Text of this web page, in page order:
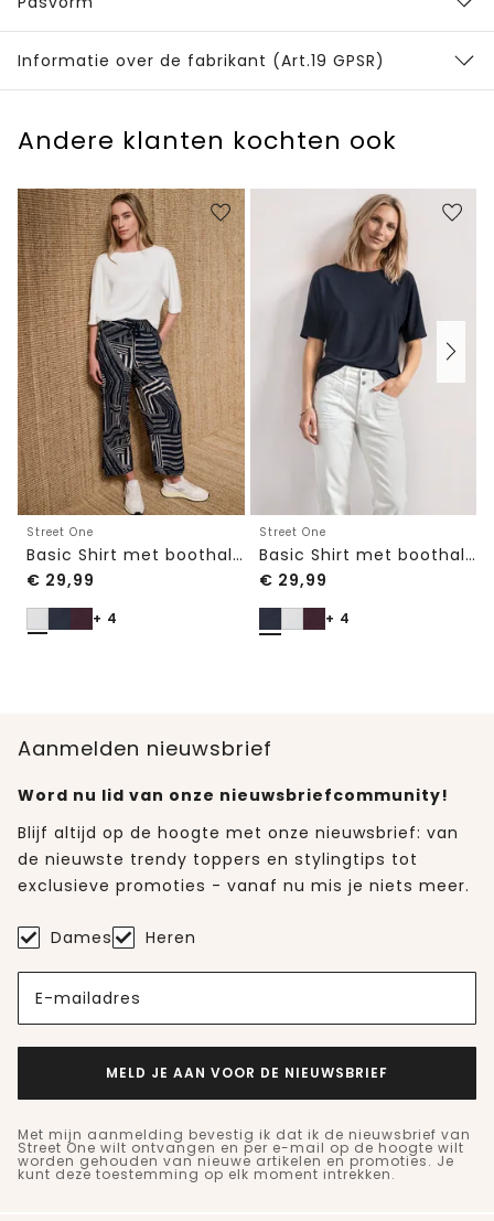
Informatie over de fabrikant (Art.19 GPSR)
Andere klanten kochten ook
Street One
Basic Shirt met boothals en elastische zoom
€ 29,99
+ 4
Street One
Basic Shirt met boothals en elastische zoom
€ 29,99
+ 4
Aanmelden nieuwsbrief
Word nu lid van onze nieuwsbriefcommunity!
Blijf altijd op de hoogte met onze nieuwsbrief: van
de nieuwste trendy toppers en stylingtips tot
exclusieve promoties - vanaf nu mis je niets meer.
Dames Heren
E-mailadres
MELD JE AAN VOOR DE NIEUWSBRIEF
Met mijn aanmelding bevestig ik dat ik de nieuwsbrief van
Street One wilt ontvangen en per e-mail op de hoogte wilt
worden gehouden van nieuwe artikelen en promoties. Je
kunt deze toestemming op elk moment intrekken.